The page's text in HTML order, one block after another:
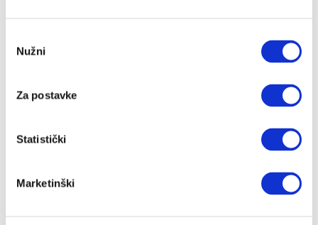
pristanka
Nužni
Za postavke
Statistički
Marketinški
Coco
CoZee
Cybex
Ergobaby